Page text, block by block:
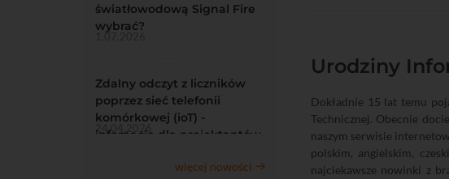
Urodziny
Dokładnie 15 lat temu
Technicznej. Obecnie
naszym serwisie
polskim, angielskim,
najciekawsze nowinki z
światłowodową Signal Fire
wybrać?
1.07.2026
Zdalny odczyt z liczników
poprzez sieć telefonii
komórkowej (ioT) -
infomacje dla projektantów
24.04.2026
więcej nowości